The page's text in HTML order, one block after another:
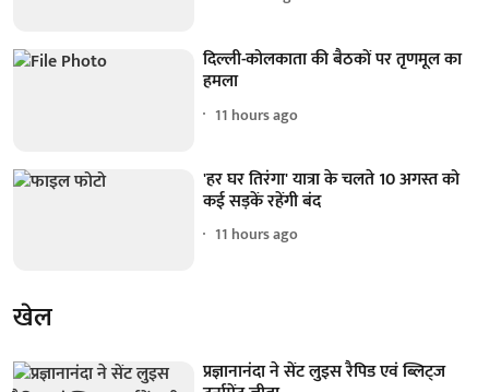
दिल्ली-कोलकाता की बैठकों पर तृणमूल का
हमला
11 hours ago
'हर घर तिरंगा' यात्रा के चलते 10 अगस्त को
कई सड़कें रहेंगी बंद
11 hours ago
खेल
प्रज्ञानानंदा ने सेंट लुइस रैपिड एवं ब्लिट्ज